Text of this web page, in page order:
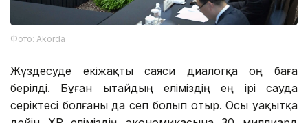
Фото: Аkorda
Жүздесуде екіжақты саяси диалогқа оң баға
берілді. Бұған Қытайдың еліміздің ең ірі сауда
серіктесі болғаны да сеп болып отыр. Осы уақытқа